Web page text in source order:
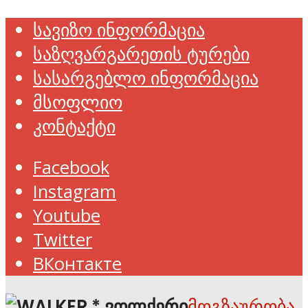
სავიზო ინფორმაცია
საზღვარგარეთის ტურები
სასარგებლო ინფორმაცია
მსოფლიო
კონტაქტი
Facebook
Instagram
Youtube
Twitter
ВКонтакте